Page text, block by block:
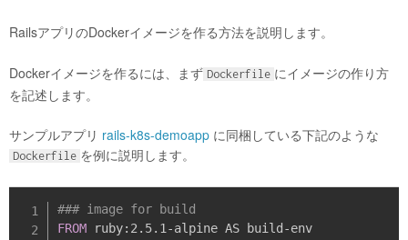
RailsアプリのDockerイメージを作る方法を説明します。
Dockerイメージを作るには、まず Dockerfile にイメージの作り方
を記述します。
サンプルアプリ rails-k8s-demoapp に同梱している下記のような
Dockerfile を例に説明します。
### image for build
FROM ruby: 2.5.1-alpine AS build -env